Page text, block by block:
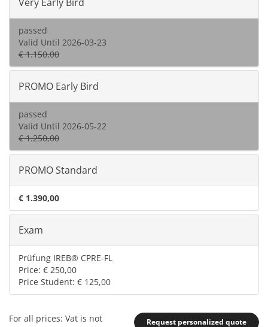
passed
Valid Until 2026-03-23
€ 1.150,00
PROMO Early Bird
passed
Valid Until 2026-05-22
€ 1.250,00
PROMO Standard
€ 1.390,00
Exam
Prüfung IREB® CPRE-FL
Price: € 250,00
Price Student: € 125,00
Request personalized quote
For all prices: Vat is not